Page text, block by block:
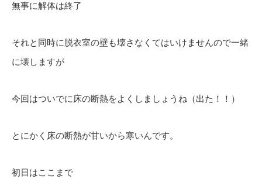
無事に解体は終了
それと同時に脱衣室の壁も壊さなくてはいけませんので一緒
に壊しますが
今回はついでに床の断熱をよくしましょうね（出た！！）
とにかく床の断熱が甘いから寒いんです。
初日はここまで